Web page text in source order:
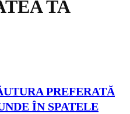
TA
PREFERATĂ
ÎN SPATELE